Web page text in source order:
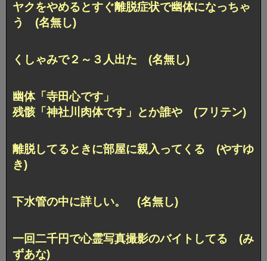
ヤクをやめるとすぐ離脱症状で幽体になっちゃ
う (名無し)
くしゃみで２～３人出た (名無し)
幽体「寺田心です」
残骸「神社川肉体です」とか誰や (フリテン)
離脱してるときに部屋に親入ってくる (やすゆ
き)
下水管の中に詳しい。 (名無し)
一回二千円で心霊写真撮影のバイトしてる (み
ずあな)